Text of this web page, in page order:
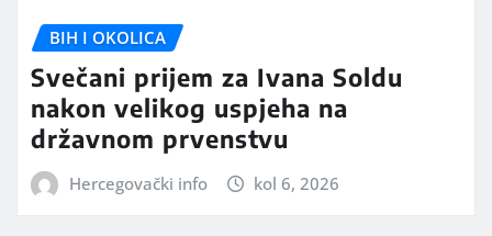
BIH I OKOLICA
Svečani prijem za Ivana Soldu
nakon velikog uspjeha na
državnom prvenstvu
Hercegovački info kol 6, 2026